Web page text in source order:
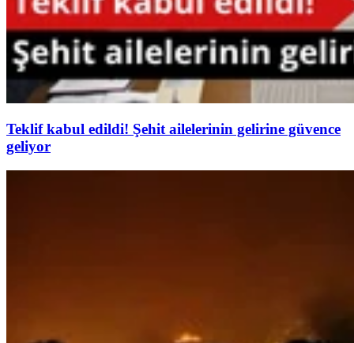
Teklif kabul edildi! Şehit ailelerinin gelirine güvence
geliyor